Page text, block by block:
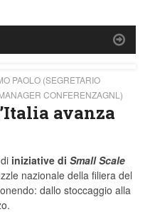
PAOLO (SEGRETARIO
CONFERENZAGNL)
avanza
iniziative di Small Scale
nazionale della filiera del
dallo stoccaggio alla